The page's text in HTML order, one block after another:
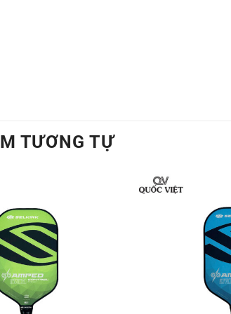
Bảng Xếp Hạng Cầu Lông Tháng
TƯƠNG TỰ